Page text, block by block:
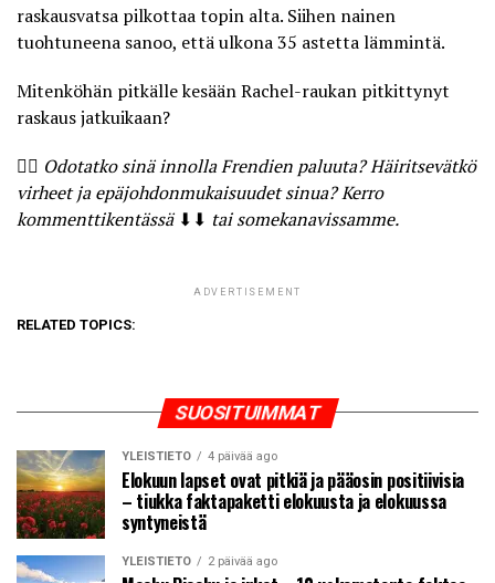
raskausvatsa pilkottaa topin alta. Siihen nainen
tuohtuneena sanoo, että ulkona 35 astetta lämmintä.
Mitenköhän pitkälle kesään Rachel-raukan pitkittynyt
raskaus jatkuikaan?
🤷‍♀️ Odotatko sinä innolla Frendien paluuta? Häiritsevätkö
virheet ja epäjohdonmukaisuudet sinua? Kerro
kommenttikentässä ⬇⬇ tai somekanavissamme.
ADVERTISEMENT
RELATED TOPICS:
SUOSITUIMMAT
YLEISTIETO 4 päivää ago
Elokuun lapset ovat pitkiä ja pääosin positiivisia
– tiukka faktapaketti elokuusta ja elokuussa
syntyneistä
YLEISTIETO 2 päivää ago